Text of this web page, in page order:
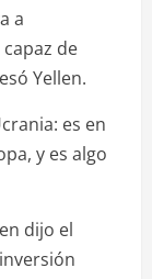
a
de
Yellen.
es en
y es algo
dijo el